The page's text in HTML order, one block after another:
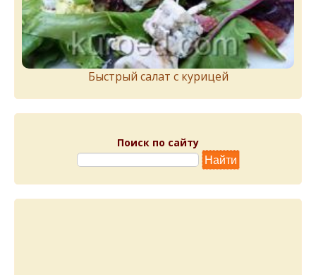
Быстрый салат с курицей
Поиск по сайту